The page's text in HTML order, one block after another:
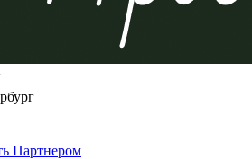
Партнером